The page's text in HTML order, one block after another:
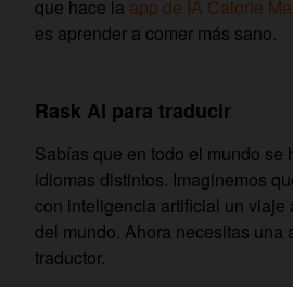
que hace la app de IA Calorie
es aprender a comer más sano.
Rask AI para traducir
Sabías que en todo el mundo se
idiomas distintos. Imaginemos
con inteligencia artificial un viaje
del mundo. Ahora necesitas una
traductor.